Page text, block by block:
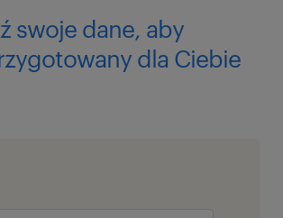
swoje dane, aby
dla Ciebie